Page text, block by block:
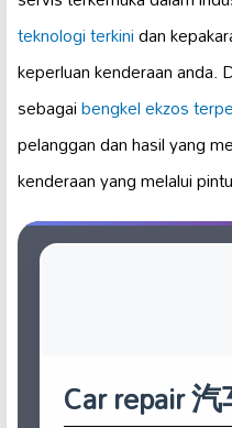
teknologi terkinidan
keperluan kenderaan anda.
sebagaibengkel ekzos
pelanggan dan hasil yang
kenderaan yang melalui
Car repair